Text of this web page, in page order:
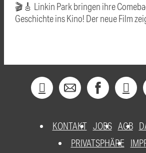
🎬🎸 Linkin Park bringen ihre
Geschichte ins Kino! Der neue Film
KONTAKT JOBS AGB
PRIVATSPHÄRE